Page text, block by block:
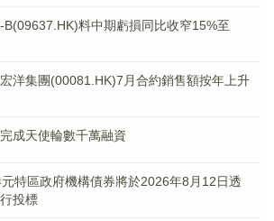
B(09637.HK)料中期虧損同比收窄15%至
洋集團(00081.HK)7月合約銷售額按年上升
成天使輪數千萬融資
特區政府機構債券將於2026年8月12日透
投標